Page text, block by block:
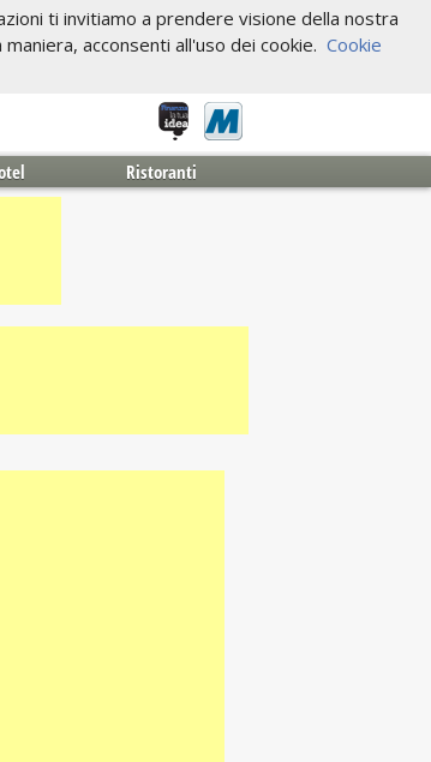
ti invitiamo a prendere visione della nostra
acconsenti all'uso dei cookie. Cookie
Ristoranti